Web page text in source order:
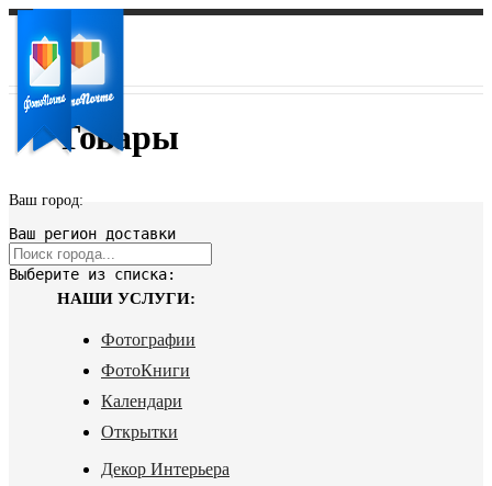
Ваш город:
Ваш регион доставки
Выберите из списка:
Товары
НАШИ УСЛУГИ:
Фотографии
ФотоКниги
Календари
Открытки
Декор Интерьера